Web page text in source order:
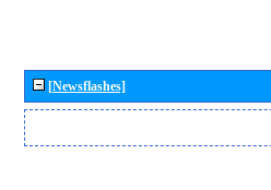
[Newsflashes]